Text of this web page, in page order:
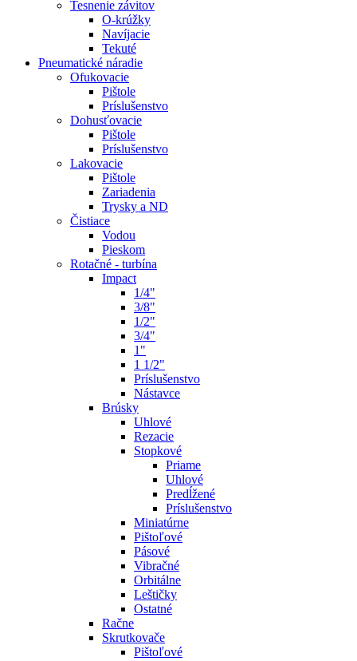
Tesnenie závitov
O-krúžky
Navíjacie
Tekuté
Pneumatické náradie
Ofukovacie
Pištole
Príslušenstvo
Dohusťovacie
Pištole
Príslušenstvo
Lakovacie
Pištole
Zariadenia
Trysky a ND
Čistiace
Vodou
Pieskom
Rotačné - turbína
Impact
1/4"
3/8"
1/2"
3/4"
1"
1 1/2"
Príslušenstvo
Nástavce
Brúsky
Uhlové
Rezacie
Stopkové
Priame
Uhlové
Predĺžené
Príslušenstvo
Miniatúrne
Pištoľové
Pásové
Vibračné
Orbitálne
Leštičky
Ostatné
Račne
Skrutkovače
Pištoľové